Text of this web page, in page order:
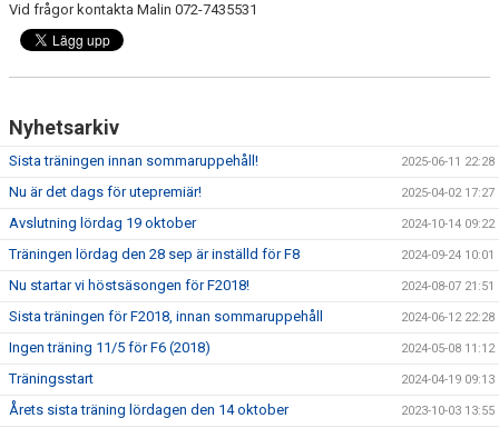
Vid frågor kontakta Malin 072-7435531
Nyhetsarkiv
Sista träningen innan sommaruppehåll! 2025-06-11 22:28
Nu är det dags för utepremiär! 2025-04-02 17:27
Avslutning lördag 19 oktober 2024-10-14 09:22
Träningen lördag den 28 sep är inställd för F8 2024-09-24 10:01
Nu startar vi höstsäsongen för F2018! 2024-08-07 21:51
Sista träningen för F2018, innan sommaruppehåll 2024-06-12 22:28
Ingen träning 11/5 för F6 (2018) 2024-05-08 11:12
Träningsstart 2024-04-19 09:13
Årets sista träning lördagen den 14 oktober 2023-10-03 13:55